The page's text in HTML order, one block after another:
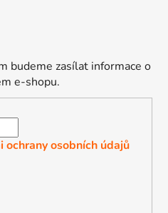
budeme zasílat informace o
e-shopu.
ochrany osobních údajů